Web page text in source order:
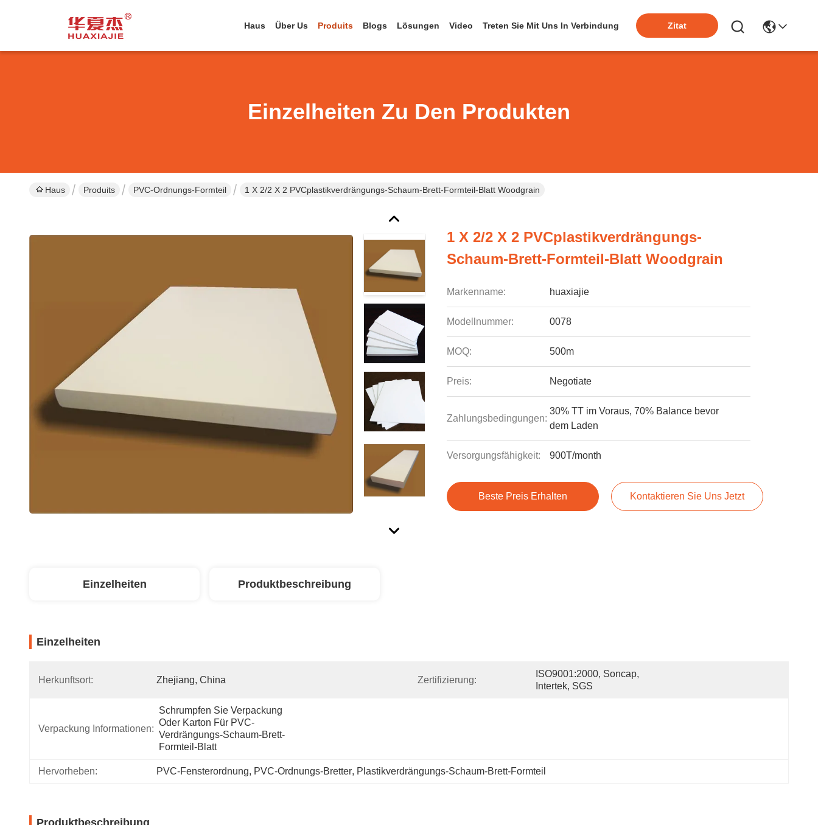
Haus Über Us Produits Blogs Lösungen Video Treten Sie Mit Uns In Verbindung Zitat
Einzelheiten Zu Den Produkten
Haus Produits PVC-Ordnungs-Formteil 1 X 2/2 X 2 PVCplastikverdrängungs-Schaum-Brett-Formteil-Blatt Woodgrain
1 X 2/2 X 2 PVCplastikverdrängungs-
Schaum-Brett-Formteil-Blatt Woodgrain
Markenname: huaxiajie
Modellnummer: 0078
MOQ: 500m
Preis: Negotiate
Zahlungsbedingungen:
30% TT im Voraus, 70% Balance bevor
dem Laden
Versorgungsfähigkeit: 900T/month
Beste Preis Erhalten Kontaktieren Sie Uns Jetzt
Einzelheiten Produktbeschreibung
Einzelheiten
Herkunftsort: Zhejiang, China Zertifizierung:
ISO9001:2000, Soncap,
Intertek, SGS
Verpackung Informationen:
Schrumpfen Sie Verpackung
Oder Karton Für PVC-
Verdrängungs-Schaum-Brett-
Formteil-Blatt
Hervorheben: PVC-Fensterordnung, PVC-Ordnungs-Bretter, Plastikverdrängungs-Schaum-Brett-Formteil
Produktbeschreibung